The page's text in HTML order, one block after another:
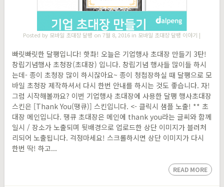
Posted by 모바일 초대장 달팽 on 7월 8, 2016 in 모바일 초대장 달팽 이야기 |
빠릿빠릿한 달팽입니다! 핫촤! 오늘은 기업행사 초대장 만들기 3탄!
창립기념행사 초청장(초대장) 입니다. 창립기념 행사들 많이들 하시
는데- 종이 초청장 많이 하시잖아요~ 종이 청첩장하실 때 달팽으로 모
바일 초청장 제작하셔서 다시 한번 안내를 하시는 것도 좋습니다. 자!
그럼 시작해볼까요? 이번 기업행사 초대장에 사용한 달팽 행사초대장
스킨은 [Thank You(땡큐)] 스킨입니다. <- 클릭시 샘플 노출! ** 초
대장 메인입니다. 땡큐 초대장은 메인에 thank you라는 글씨와 함께
일시 / 장소가 노출되며 뒷배경으로 업로드한 상단 이미지가 블러처
리되어 노출됩니다. 걱정마세요! 스크롤하시면 상단 이미지가 다시
한번 딱! 하고...
READ MORE